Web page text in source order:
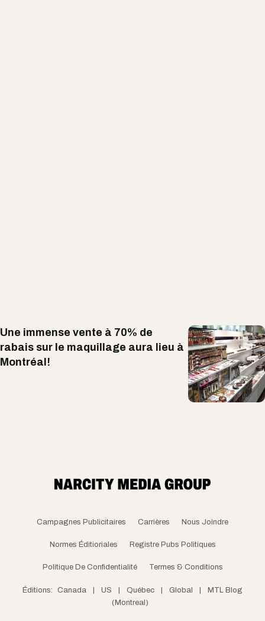
Une immense vente à 70% de
rabais sur le maquillage aura lieu à
Montréal!
Campagnes Publicitaires Carrières Nous Joindre
Normes Éditioriales Registre Pubs Politiques
Politique De Confidentialité Termes & Conditions
Éditions: Canada | US | Québec | Global |
MTL Blog
(Montreal)